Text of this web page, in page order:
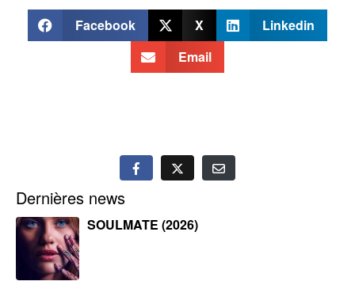
Facebook X
Linkedin
Email
Dernières news
SOULMATE (2026)